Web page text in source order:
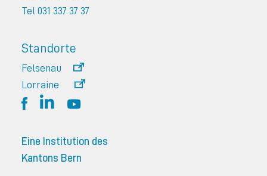
Tel 031 337 37 37
Standorte
Felsenau
Lorraine
Eine Institution des
Kantons Bern